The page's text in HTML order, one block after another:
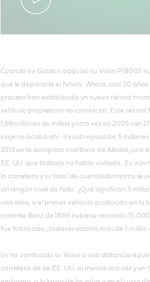
Cuando Irv Gordon adquirió su Volvo P1800S
qué le depararía el futuro. Ahora, casi 50 años
proceso han establecido un nuevo récord
vehículo propietario no comercial. Este récord
1,69 millones de millas y otra vez en 2009 con
viaje no acabó ahí. Irv sobrepasó los 3
2013 en la autopista marítima de Alaska, uno
EE. UU. que todavía no había visitado. Es aún
la carretera y su total de cuentakilómetros se
sin ningún nivel de fallo. ¿Qué significan 3
una idea, si el primer vehículo producido en la
patente Benz de 1886 hubiese recorrido 15
fue fabricado, ¡todavía estaría más de 1
Irv ha conducido su Volvo a una distancia
carretera de los EE. UU. al menos una vez y en